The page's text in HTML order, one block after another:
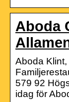
Aboda
Aboda
579 92
idag för